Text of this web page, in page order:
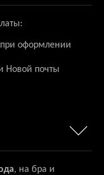
при оформлении
Новой почты
, на бра и